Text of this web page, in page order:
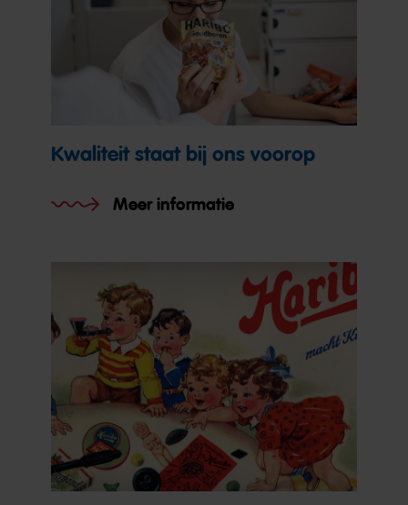
Kwaliteit staat bij ons voorop
Meer informatie